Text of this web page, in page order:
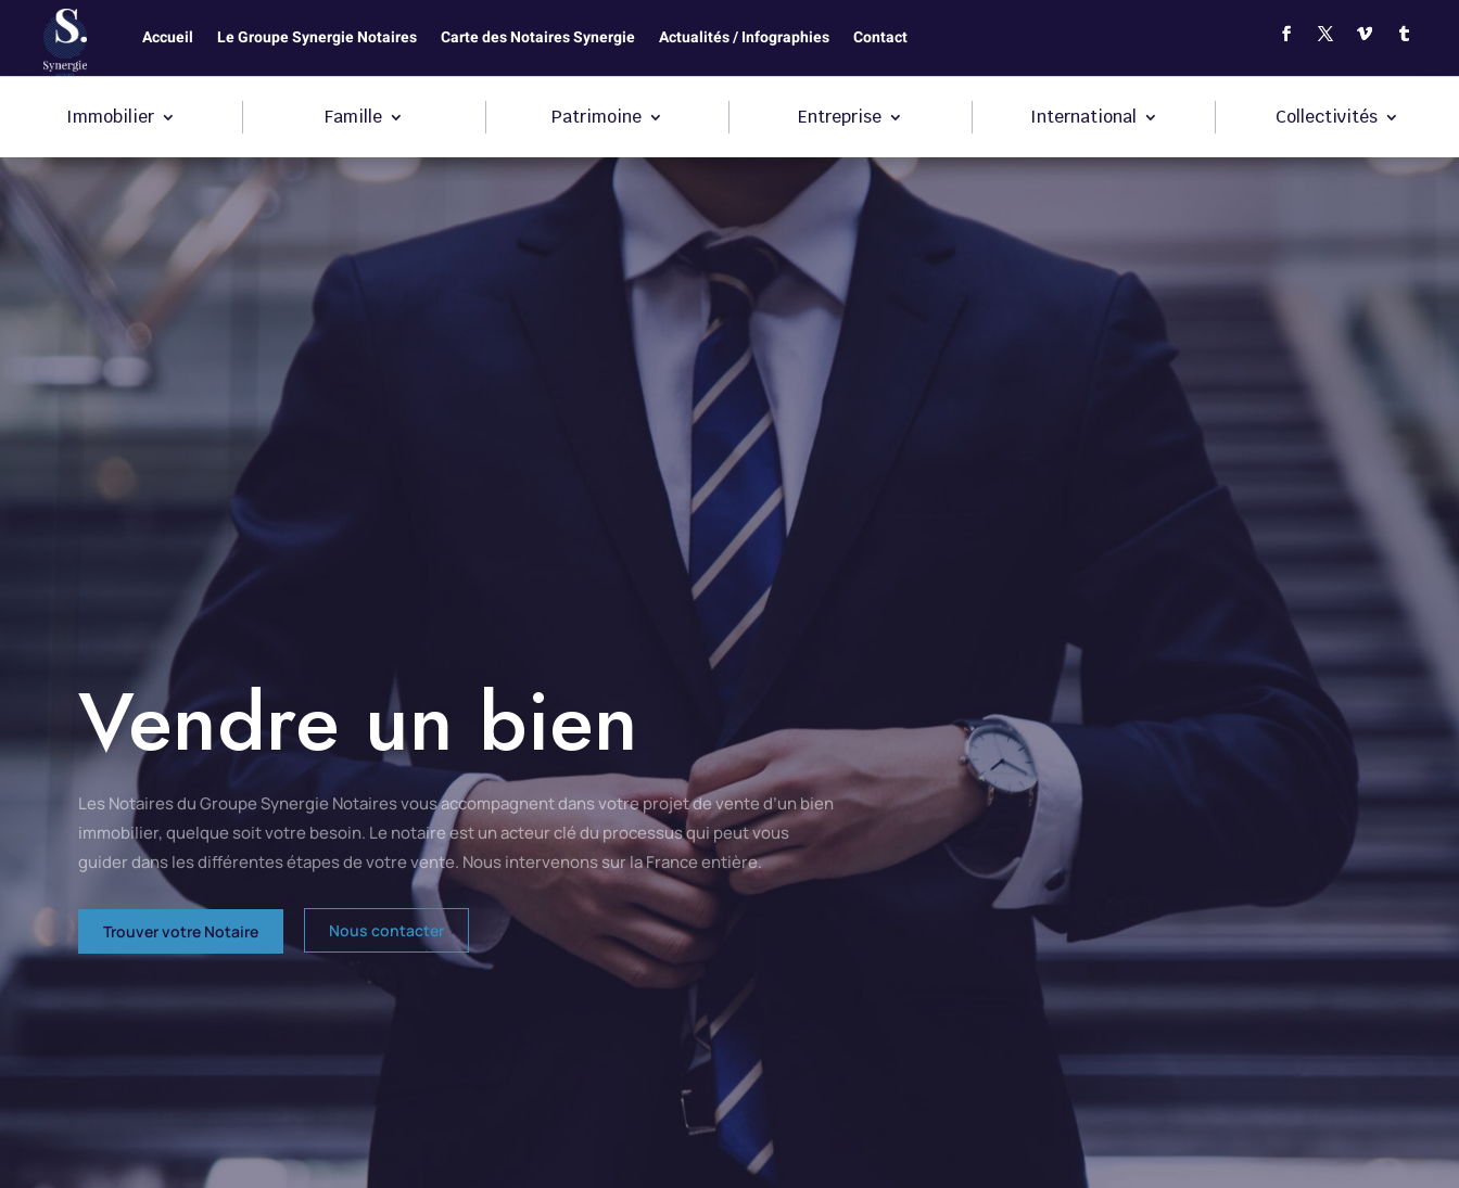
Accueil Le Groupe Synergie Notaires Carte des Notaires Synergie Actualités / Infographies Contact
Immobilier Famille Patrimoine Entreprise International Collectivités
Vendre un bien
Les Notaires du Groupe Synergie Notaires vous accompagnent dans votre projet de vente d’un bien
immobilier, quelque soit votre besoin. Le notaire est un acteur clé du processus qui peut vous
guider dans les différentes étapes de votre vente. Nous intervenons sur la France entière.
Trouver votre Notaire Nous contacter